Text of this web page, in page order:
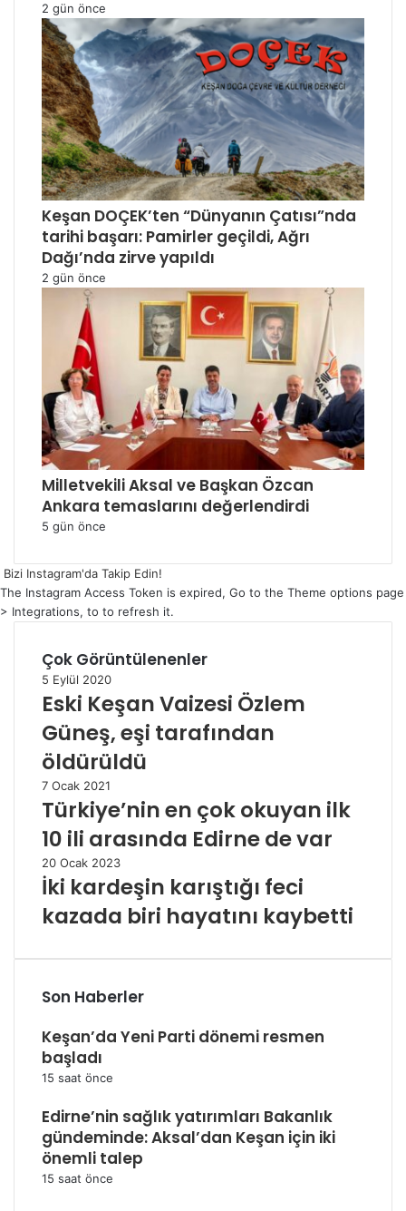
2 gün önce
Keşan DOÇEK’ten “Dünyanın Çatısı”nda
tarihi başarı: Pamirler geçildi, Ağrı
Dağı’nda zirve yapıldı
2 gün önce
Milletvekili Aksal ve Başkan Özcan
Ankara temaslarını değerlendirdi
5 gün önce
Bizi Instagram'da Takip Edin!
The Instagram Access Token is expired, Go to the Theme options page
> Integrations, to to refresh it.
Çok Görüntülenenler
5 Eylül 2020
Eski Keşan Vaizesi Özlem
Güneş, eşi tarafından
öldürüldü
7 Ocak 2021
Türkiye’nin en çok okuyan ilk
10 ili arasında Edirne de var
20 Ocak 2023
İki kardeşin karıştığı feci
kazada biri hayatını kaybetti
Son Haberler
Keşan’da Yeni Parti dönemi resmen
başladı
15 saat önce
Edirne’nin sağlık yatırımları Bakanlık
gündeminde: Aksal’dan Keşan için iki
önemli talep
15 saat önce